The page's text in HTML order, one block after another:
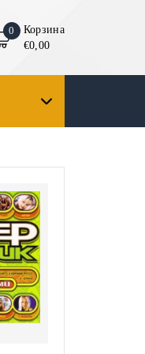
0
Корзина
€0,00